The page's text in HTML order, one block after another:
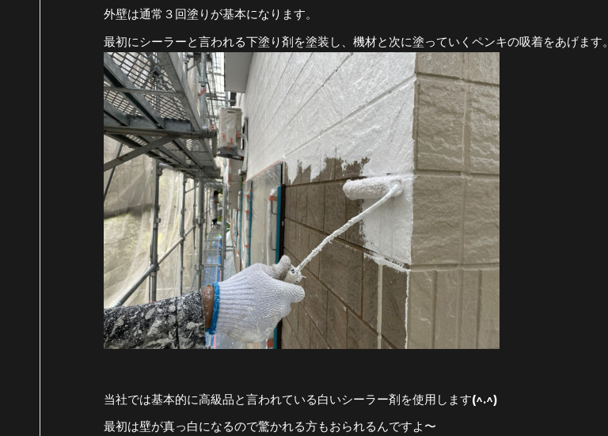
外壁は通常３回塗りが基本になります。
最初にシーラーと言われる下塗り剤を塗装し、機材と次に塗っていくペンキの吸着をあげます。
当社では基本的に高級品と言われている白いシーラー剤を使用します(^.^)
最初は壁が真っ白になるので驚かれる方もおられるんですよ〜